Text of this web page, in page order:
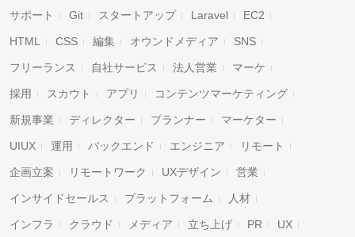
サポート Git スタートアップ Laravel EC2
HTML CSS 編集 オウンドメディア SNS
フリーランス 自社サービス 法人営業 マーケ
採用 スカウト アプリ コンテンツマーケティング
新規事業 ディレクター プランナー マーケター
UIUX 運用 バックエンド エンジニア リモート
企画立案 リモートワーク UXデザイン 営業
インサイドセールス プラットフォーム 人材
インフラ クラウド メディア 立ち上げ PR UX